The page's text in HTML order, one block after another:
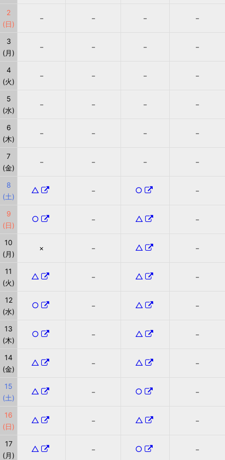
2
(日)
－ － － －
3
(月)
－ － － －
4
(火)
－ － － －
5
(水)
－ － － －
6
(木)
－ － － －
7
(金)
－ － － －
8
(土)
△ － ○ －
9
(日)
○ － △ －
10
(月)
× － △ －
11
(火)
△ － △ －
12
(水)
○ － △ －
13
(木)
○ － △ －
14
(金)
△ － △ －
15
(土)
△ － ○ －
16
(日)
△ － △ －
17
(月)
△ － ○ －